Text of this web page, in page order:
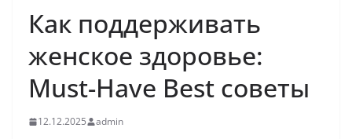
Как поддерживать
женское здоровье:
Must-Have Best советы
12.12.2025 admin